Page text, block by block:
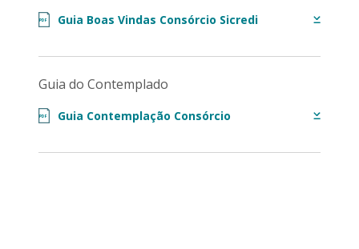
Guia Boas Vindas Consórcio Sicredi
PDF
Guia do Contemplado
Guia Contemplação Consórcio
PDF